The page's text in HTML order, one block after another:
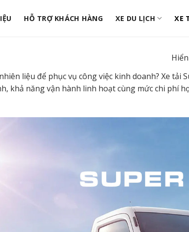
HỖ TRỢ KHÁCH HÀNG XE DU LỊCH XE
liệu để phục vụ công việc kinh doanh? Xe
khả năng vận hành linh hoạt cùng mức chi phí